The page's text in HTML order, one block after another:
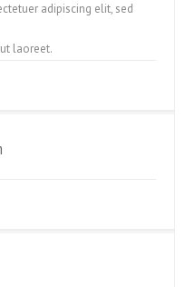
adipiscing elit, sed
laoreet.